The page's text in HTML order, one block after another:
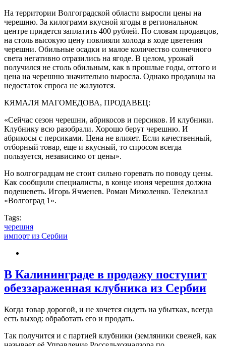
На территории Волгоградской области выросли цены на
черешню. За килограмм вкусной ягоды в региональном
центре придется заплатить 400 рублей. По словам продавцов,
на столь высокую цену повлияли холода в ходе цветения
черешни. Обильные осадки и малое количество солнечного
света негативно отразились на ягоде. В целом, урожай
получился не столь обильным, как в прошлые годы, оттого и
цена на черешню значительно выросла. Однако продавцы на
недостаток спроса не жалуются.
КЯМАЛЯ МАГОМЕДОВА, ПРОДАВЕЦ:
«Сейчас сезон черешни, абрикосов и персиков. И клубники.
Клубнику всю разобрали. Хорошо берут черешню. И
абрикосы с персиками. Цена не влияет. Если качественный,
отборный товар, еще и вкусный, то спросом всегда
пользуется, независимо от цены».
Но волгоградцам не стоит сильно горевать по поводу цены.
Как сообщили специалисты, в конце июня черешня должна
подешеветь. Игорь Ячменев. Роман Миколенко. Телеканал
«Волгоград 1».
Tags:
черешня
импорт из Сербии
В Калининграде в продажу поступит
обеззараженная клубника из Сербии
Когда товар дорогой, и не хочется сидеть на убытках, всегда
есть выход: обработать его и продать.
Так получится и с партией клубники (земляники свежей, как